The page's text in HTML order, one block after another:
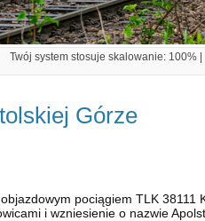
Twój system stosuje skalowanie: 100%
Górze
pociągiem TLK 38111
i wzniesienie o nazwie